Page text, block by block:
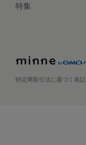
特集
特定商取引法に基づく表記